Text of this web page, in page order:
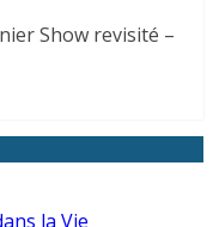
Show revisité –
la Vie